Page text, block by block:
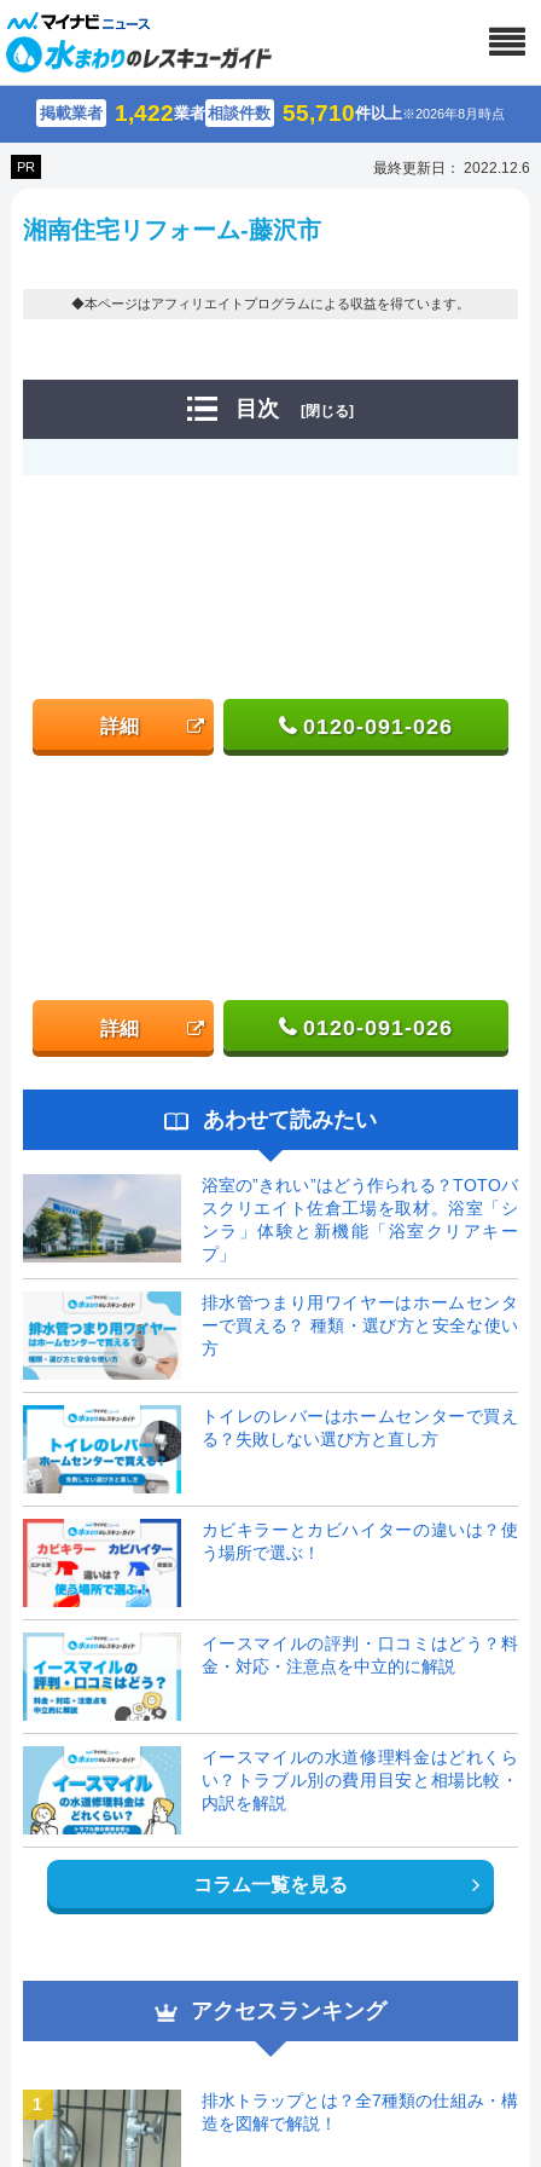
掲載業者 1,422業者相談件数 55,710件以上※2026年8月時点
PR 最終更新日： 2022.12.6
湘南住宅リフォーム-藤沢市
◆本ページはアフィリエイトプログラムによる収益を得ています。
目次 [閉じる]
詳細 0120-091-026
詳細 0120-091-026
あわせて読みたい
浴室の”きれい”はどう作られる？TOTOバ
スクリエイト佐倉工場を取材。浴室「シ
ンラ」体験と新機能「浴室クリアキー
プ」
排水管つまり用ワイヤーはホームセンタ
ーで買える？ 種類・選び方と安全な使い
方
トイレのレバーはホームセンターで買え
る？失敗しない選び方と直し方
カビキラーとカビハイターの違いは？使
う場所で選ぶ！
イースマイルの評判・口コミはどう？料
金・対応・注意点を中立的に解説
イースマイルの水道修理料金はどれくら
い？トラブル別の費用目安と相場比較・
内訳を解説
コラム一覧を見る
アクセスランキング
1
排水トラップとは？全7種類の仕組み・構
造を図解で解説！